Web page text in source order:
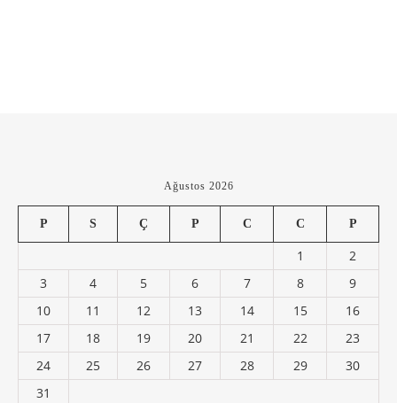
Ağustos 2026
P S Ç P C C P
1
2
3
4 5 6 7 8
9
10
11 12 13 14 15
16
17
18 19 20 21 22
23
24
25 26 27 28 29
30
31